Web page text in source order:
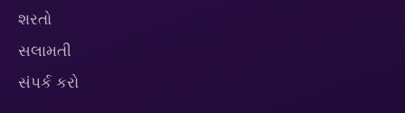
શરતો
સલામતી
સંપર્ક કરો